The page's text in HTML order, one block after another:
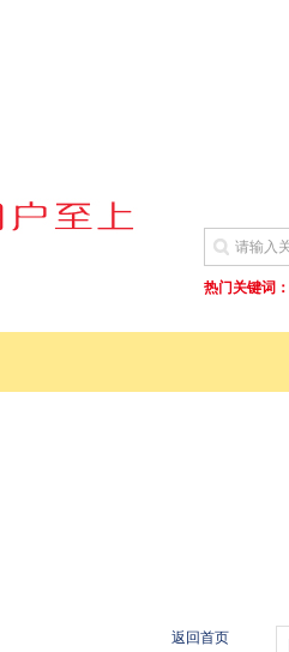
热门关键词：
返回首页